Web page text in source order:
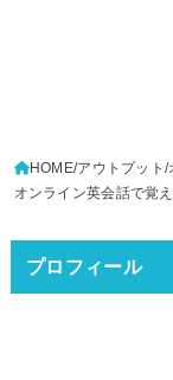
HOME アウトプット
オンライン英会話で覚
プロフィール